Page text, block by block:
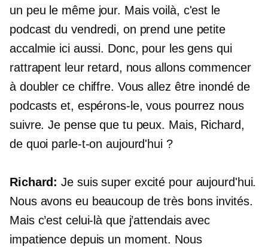
un peu le même jour. Mais voilà, c'est le
podcast du vendredi, on prend une petite
accalmie ici aussi. Donc, pour les gens qui
rattrapent leur retard, nous allons commencer
à doubler ce chiffre. Vous allez être inondé de
podcasts et, espérons-le, vous pourrez nous
suivre. Je pense que tu peux. Mais, Richard,
de quoi parle-t-on aujourd'hui ?
Richard: Je suis super excité pour aujourd'hui.
Nous avons eu beaucoup de très bons invités.
Mais c’est celui-là que j’attendais avec
impatience depuis un moment. Nous